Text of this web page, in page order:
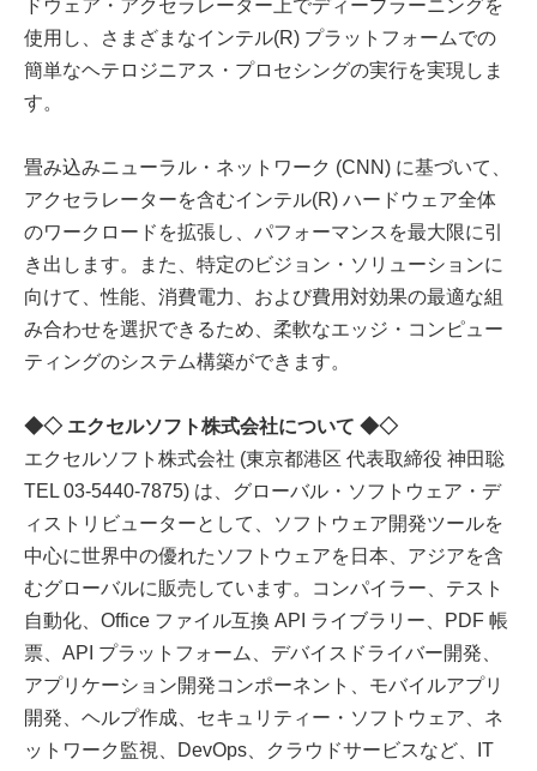
ドウェア・アクセラレーター上でディープラーニングを
使用し、さまざまなインテル(R) プラットフォームでの
簡単なヘテロジニアス・プロセシングの実行を実現しま
す。
畳み込みニューラル・ネットワーク (CNN) に基づいて、
アクセラレーターを含むインテル(R) ハードウェア全体
のワークロードを拡張し、パフォーマンスを最大限に引
き出します。また、特定のビジョン・ソリューションに
向けて、性能、消費電力、および費用対効果の最適な組
み合わせを選択できるため、柔軟なエッジ・コンピュー
ティングのシステム構築ができます。
◆◇ エクセルソフト株式会社について ◆◇
エクセルソフト株式会社 (東京都港区 代表取締役 神田聡
TEL 03-5440-7875) は、グローバル・ソフトウェア・デ
ィストリビューターとして、ソフトウェア開発ツールを
中心に世界中の優れたソフトウェアを日本、アジアを含
むグローバルに販売しています。コンパイラー、テスト
自動化、Office ファイル互換 API ライブラリー、PDF 帳
票、API プラットフォーム、デバイスドライバー開発、
アプリケーション開発コンポーネント、モバイルアプリ
開発、ヘルプ作成、セキュリティー・ソフトウェア、ネ
ットワーク監視、DevOps、クラウドサービスなど、IT